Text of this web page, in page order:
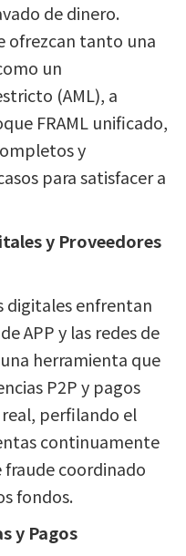
de dinero.
ofrezcan tanto una
un
(AML), a
FRAML unificado,
y
para satisfacer a
y Proveedores
digitales enfrentan
APP y las redes de
herramienta que
P2P y pagos
perfilando el
continuamente
coordinado
fondos.
y Pagos